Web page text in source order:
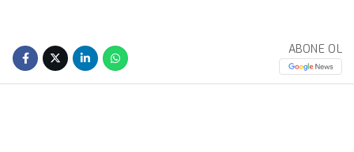
ABONE OL